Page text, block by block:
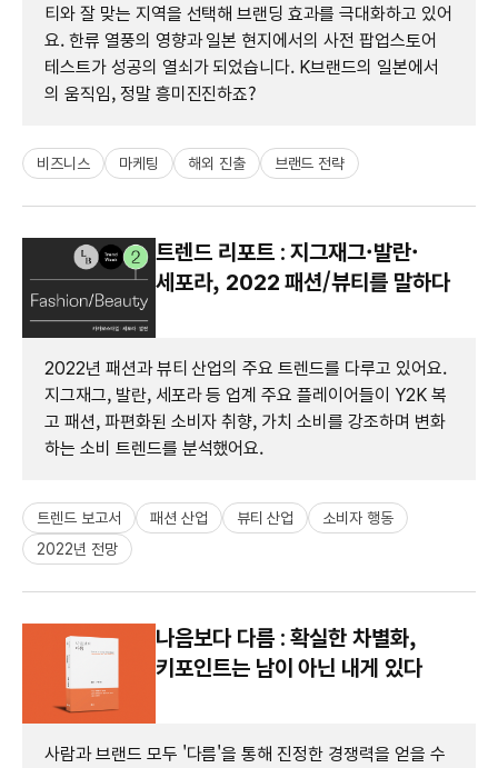
티와 잘 맞는 지역을 선택해 브랜딩 효과를 극대화하고 있어
요. 한류 열풍의 영향과 일본 현지에서의 사전 팝업스토어
테스트가 성공의 열쇠가 되었습니다. K브랜드의 일본에서
의 움직임, 정말 흥미진진하죠?
비즈니스 마케팅 해외 진출 브랜드 전략
트렌드 리포트 : 지그재그·발란·
세포라, 2022 패션/뷰티를 말하다
2022년 패션과 뷰티 산업의 주요 트렌드를 다루고 있어요.
지그재그, 발란, 세포라 등 업계 주요 플레이어들이 Y2K 복
고 패션, 파편화된 소비자 취향, 가치 소비를 강조하며 변화
하는 소비 트렌드를 분석했어요.
트렌드 보고서 패션 산업 뷰티 산업
소비자 행동
2022년 전망
나음보다 다름 : 확실한 차별화,
키포인트는 남이 아닌 내게 있다
사람과 브랜드 모두 '다름'을 통해 진정한 경쟁력을 얻을 수